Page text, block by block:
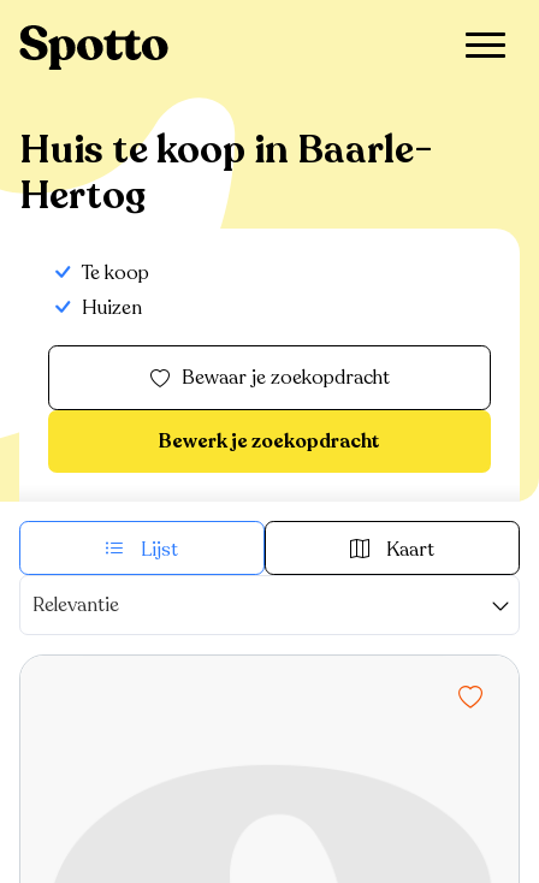
Baarle-Hertog
Huis te koop in Baarle-
Hertog
Te koop
Huizen
Bewaar je zoekopdracht
Bewerk je zoekopdracht
Lijst Kaart
Relevantie